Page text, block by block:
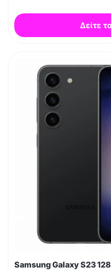
Δείτε
Samsung Galaxy S23